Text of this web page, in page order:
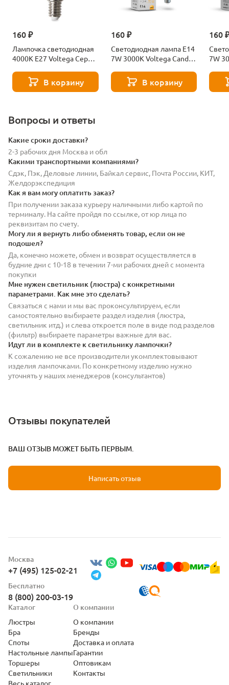
160 ₽
Лампочка светодиодная
4000К Е27 Voltega Серия
В корзину
160 ₽
Светодиодная лампа E14
7W 3000K Voltega Candle
В корзину
160
7W
Вопросы и ответы
Какие сроки доставки?
2-3 рабочих дня Москва и обл
Какими транспортными компаниями?
Сдэк, Пэк, Деловые линии, Байкал сервис, Почта России, КИТ,
Желдорэкспедиция
Как я вам могу оплатить заказ?
При получении заказа курьеру наличными либо картой по
терминалу. На сайте пройдя по ссылке, от юр лица по
реквизитам по счету.
Могу ли я вернуть либо обменять товар, если он не
подошел?
Да, конечно можете, обмен и возврат осуществляется в
будние дни с 10-18 в течении 7-ми рабочих дней с момента
покупки
Мне нужен светильник (люстра) с конкретными
параметрами. Как мне это сделать?
Связаться с нами и мы вас проконсультируем, если
самостоятельно выбираете раздел изделия (люстра,
светильник итд.) и слева откроется поле в виде под разделов
(фильтр) выбираете параметры важные для вас.
Идут ли в комплекте к светильнику лампочки?
К сожалению не все производители укомплектовывают
изделия лампочками. По конкретному изделию нужно
уточнять у наших менеджеров (консультантов)
Отзывы покупателей
ВАШ ОТЗЫВ МОЖЕТ БЫТЬ ПЕРВЫМ.
Написать отзыв
Москва
+7 (495) 125-02-21
Бесплатно
8 (800) 200-03-19
Каталог
Люстры
Бра
Споты
Настольные лампы
Торшеры
Светильники
Весь каталог
О компании
О компании
Бренды
Доставка и оплата
Гарантии
Оптовикам
Контакты